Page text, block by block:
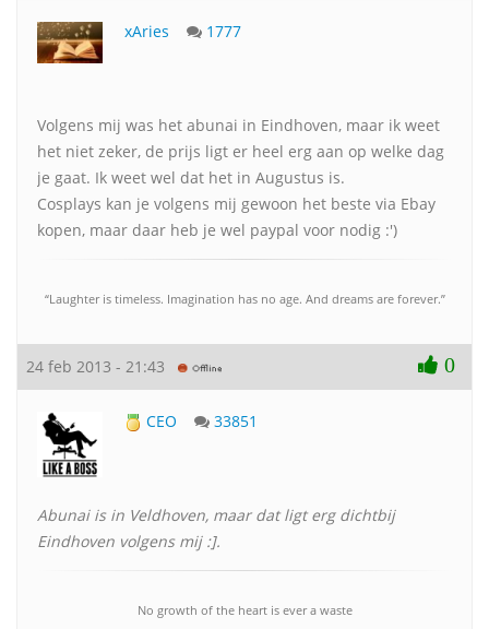
xAries 1777
Volgens mij was het abunai in Eindhoven, maar ik weet
het niet zeker, de prijs ligt er heel erg aan op welke dag
je gaat. Ik weet wel dat het in Augustus is.
Cosplays kan je volgens mij gewoon het beste via Ebay
kopen, maar daar heb je wel paypal voor nodig :')
“Laughter is timeless. Imagination has no age. And dreams are forever.”
24 feb 2013 - 21:43 0
CEO 33851
Abunai is in Veldhoven, maar dat ligt erg dichtbij
Eindhoven volgens mij :].
No growth of the heart is ever a waste